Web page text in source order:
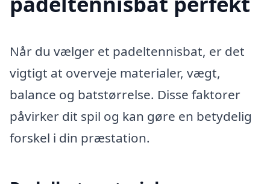
Når du vælger et padeltennisbat, er det
vigtigt at overveje materialer, vægt,
balance og batstørrelse. Disse faktorer
påvirker dit spil og kan gøre en betydelig
forskel i din præstation.